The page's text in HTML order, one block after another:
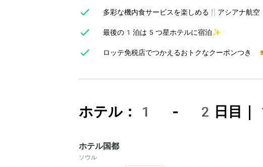
多彩な機内食サービスを楽しめる🍴アシアナ航空
最後の1泊は5つ星ホテルに宿泊✨
ロッテ免税店でつかえるおトクなクーポンつき
ホテル：1 - 2日目｜
ホテル国都
ソウル